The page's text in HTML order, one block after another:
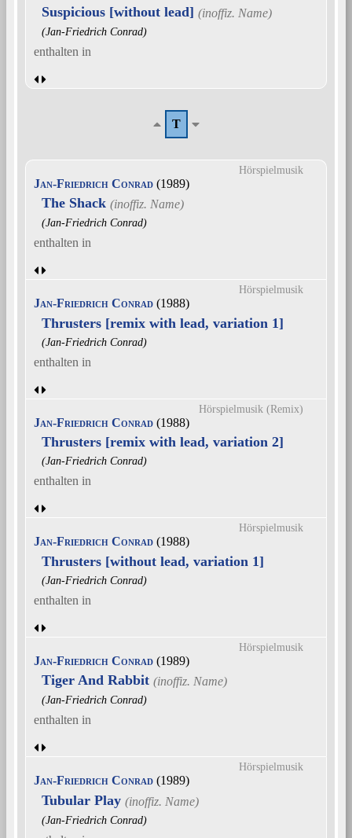
Suspicious [without lead]
(Jan-Friedrich Conrad)
enthalten in
T
Hörspielmusik
Jan-Friedrich Conrad (1989)
The Shack
(Jan-Friedrich Conrad)
enthalten in
Hörspielmusik
Jan-Friedrich Conrad (1988)
Thrusters [remix with lead, variation 1]
(Jan-Friedrich Conrad)
enthalten in
Hörspielmusik (Remix)
Jan-Friedrich Conrad (1988)
Thrusters [remix with lead, variation 2]
(Jan-Friedrich Conrad)
enthalten in
Hörspielmusik
Jan-Friedrich Conrad (1988)
Thrusters [without lead, variation 1]
(Jan-Friedrich Conrad)
enthalten in
Hörspielmusik
Jan-Friedrich Conrad (1989)
Tiger And Rabbit
(Jan-Friedrich Conrad)
enthalten in
Hörspielmusik
Jan-Friedrich Conrad (1989)
Tubular Play
(Jan-Friedrich Conrad)